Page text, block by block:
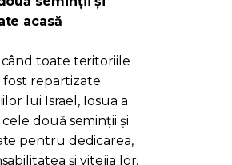
acasă
toate teritoriile
fost repartizate
lui Israel, Iosua a
cele două seminții și
pentru dedicarea,
și vitejia lor.